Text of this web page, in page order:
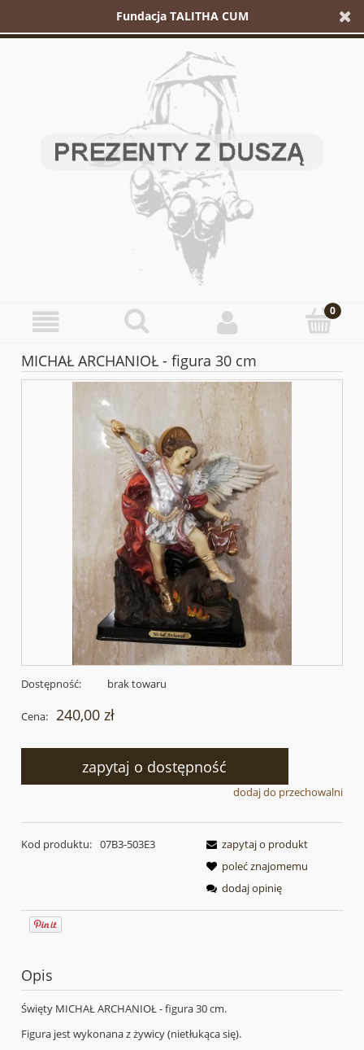
Fundacja TALITHA CUM
MICHAŁ ARCHANIOŁ - figura 30 cm
Dostępność: brak towaru
Cena: 240,00 zł
zapytaj o dostępność
dodaj do przechowalni
Kod produktu: 07B3-503E3
zapytaj o produkt
poleć znajomemu
dodaj opinię
Opis
Święty MICHAŁ ARCHANIOŁ - figura 30 cm.
Figura jest wykonana z żywicy (nietłukąca się).